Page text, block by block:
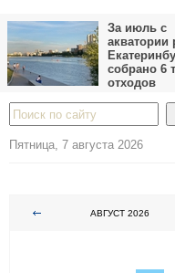
За июль с
акватории
собрано 6
отходов
Пятница, 7 августа 2026
АВГУСТ 2026